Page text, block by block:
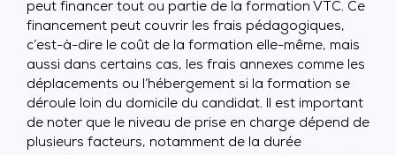
peut financer tout ou partie de la formation VTC. Ce
financement peut couvrir les frais pédagogiques,
c’est-à-dire le coût de la formation elle-même, mais
aussi dans certains cas, les frais annexes comme les
déplacements ou l’hébergement si la formation se
déroule loin du domicile du candidat. Il est important
de noter que le niveau de prise en charge dépend de
plusieurs facteurs, notamment de la durée